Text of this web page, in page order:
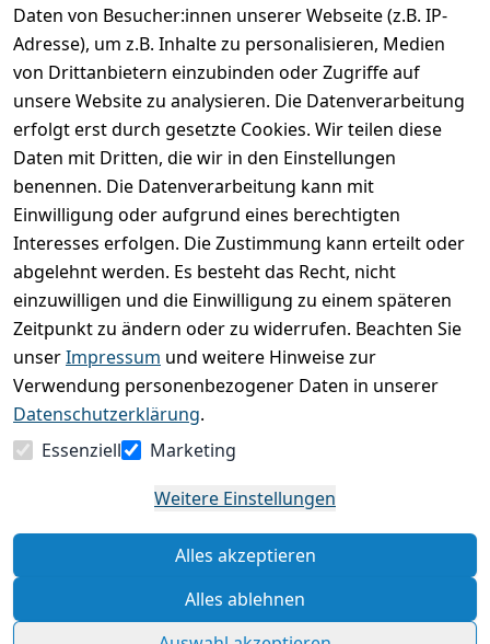
Produktdetails
Kundenrezensionen
Durchschnittliche Bewertung
0
Basierend auf 0 Bewertung(en)
Bewertung abgeben
5
( 0 )
4
( 0 )
3
( 0 )
2
( 0 )
1
Artikel abgegeben
Rechtliche Hinweise – Klicken Sie hier für weitere
Daten von Besucher:innen unserer Webseite (z.B. IP-
Adresse), um z.B. Inhalte zu personalisieren, Medien
von Drittanbietern einzubinden oder Zugriffe auf
unsere Website zu analysieren. Die Datenverarbeitung
erfolgt erst durch gesetzte Cookies. Wir teilen diese
Daten mit Dritten, die wir in den Einstellungen
benennen. Die Datenverarbeitung kann mit
Einwilligung oder aufgrund eines berechtigten
Interesses erfolgen. Die Zustimmung kann erteilt oder
abgelehnt werden. Es besteht das Recht, nicht
einzuwilligen und die Einwilligung zu einem späteren
Zeitpunkt zu ändern oder zu widerrufen. Beachten Sie
unserImpressum und weitere Hinweise zur
Verwendung personenbezogener Daten in unserer
Datenschutzerklärung.
Essenziell
Marketing
Weitere Einstellungen
Alles akzeptieren
Alles ablehnen